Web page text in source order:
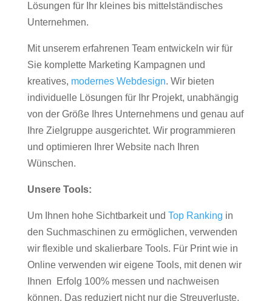
Lösungen für Ihr kleines bis mittelständisches
Unternehmen.
Mit unserem erfahrenen Team entwickeln wir für
Sie komplette Marketing Kampagnen und
kreatives, modernes Webdesign. Wir bieten
individuelle Lösungen für Ihr Projekt, unabhängig
von der Größe Ihres Unternehmens und genau auf
Ihre Zielgruppe ausgerichtet. Wir programmieren
und optimieren Ihrer Website nach Ihren
Wünschen.
Unsere Tools:
Um Ihnen hohe Sichtbarkeit und Top Ranking in
den Suchmaschinen zu ermöglichen, verwenden
wir flexible und skalierbare Tools. Für Print wie in
Online verwenden wir eigene Tools, mit denen wir
Ihnen Erfolg 100% messen und nachweisen
können. Das reduziert nicht nur die Streuverluste,